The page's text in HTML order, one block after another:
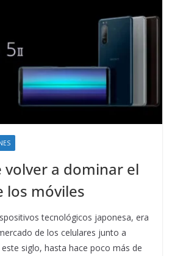
volver a dominar el
los móviles
tecnológicos japonesa, era
de los celulares junto a
siglo, hasta hace poco más de